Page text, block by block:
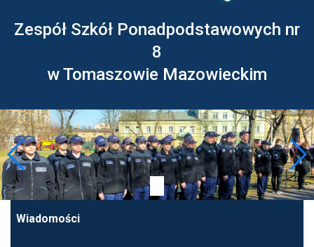
Zespół Szkół Ponadpodstawowych nr
8
w Tomaszowie Mazowieckim
Wiadomości